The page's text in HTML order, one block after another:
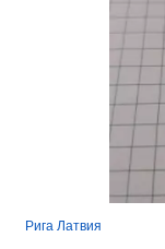
Рига Латвия